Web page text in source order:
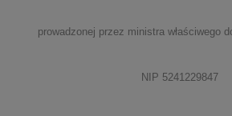
prowadzonej przez ministra właściwego
NIP 5241229847